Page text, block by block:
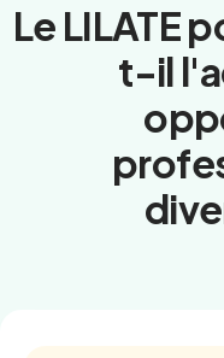
Le LILATE
t-il